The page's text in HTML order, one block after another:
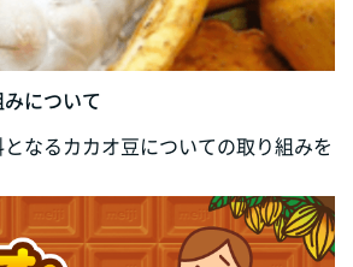
について
なるカカオ豆についての取り組みを